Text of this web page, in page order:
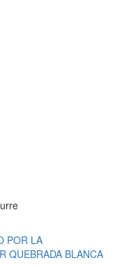
POR LA
QUEBRADA BLANCA